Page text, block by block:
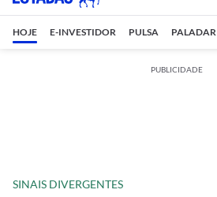
HOJE E-INVESTIDOR PULSA PALADAR
PUBLICIDADE
SINAIS DIVERGENTES